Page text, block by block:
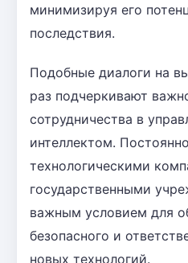
минимизируя его
последствия.
Подобные диалоги на
раз подчеркивают
сотрудничества в
интеллектом.
технологическими
государственными
важным условием для
безопасного и
новых технологий.